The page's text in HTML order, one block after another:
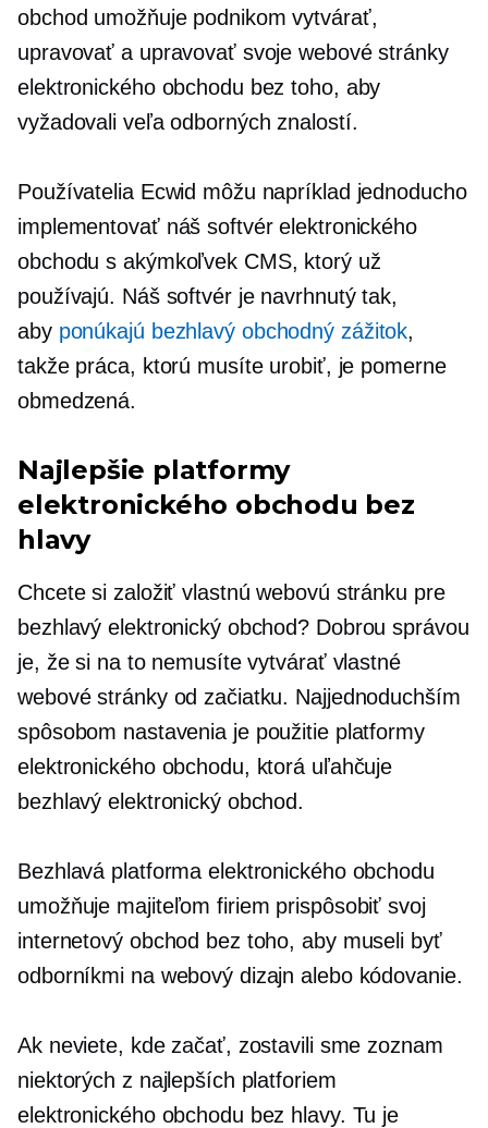
obchod umožňuje podnikom vytvárať,
upravovať a upravovať svoje webové stránky
elektronického obchodu bez toho, aby
vyžadovali veľa odborných znalostí.
Používatelia Ecwid môžu napríklad jednoducho
implementovať náš softvér elektronického
obchodu s akýmkoľvek CMS, ktorý už
používajú. Náš softvér je navrhnutý tak,
aby ponúkajú bezhlavý obchodný zážitok,
takže práca, ktorú musíte urobiť, je pomerne
obmedzená.
Najlepšie platformy
elektronického obchodu bez
hlavy
Chcete si založiť vlastnú webovú stránku pre
bezhlavý elektronický obchod? Dobrou správou
je, že si na to nemusíte vytvárať vlastné
webové stránky od začiatku. Najjednoduchším
spôsobom nastavenia je použitie platformy
elektronického obchodu, ktorá uľahčuje
bezhlavý elektronický obchod.
Bezhlavá platforma elektronického obchodu
umožňuje majiteľom firiem prispôsobiť svoj
internetový obchod bez toho, aby museli byť
odborníkmi na webový dizajn alebo kódovanie.
Ak neviete, kde začať, zostavili sme zoznam
niektorých z najlepších platforiem
elektronického obchodu bez hlavy. Tu je